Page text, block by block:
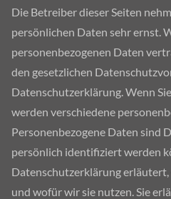
Die Betreiber dieser Seiten
persönlichen Daten sehr ernst.
personenbezogenen Daten
den gesetzlichen
Datenschutzerklärung. Wenn
werden verschiedene
Personenbezogene Daten sind
persönlich identifiziert werden
Datenschutzerklärung
und wofür wir sie nutzen. Sie